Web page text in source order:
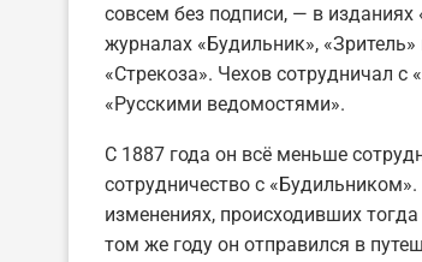
совсем без подписи, — в
журналах «Будильник»,
«Стрекоза». Чехов сотрудничал с
«Русскими ведомостями».
С 1887 года он всё меньше
сотрудничество с
изменениях, происходивших
том же году он отправился в